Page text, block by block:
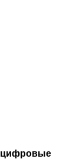
цифровые